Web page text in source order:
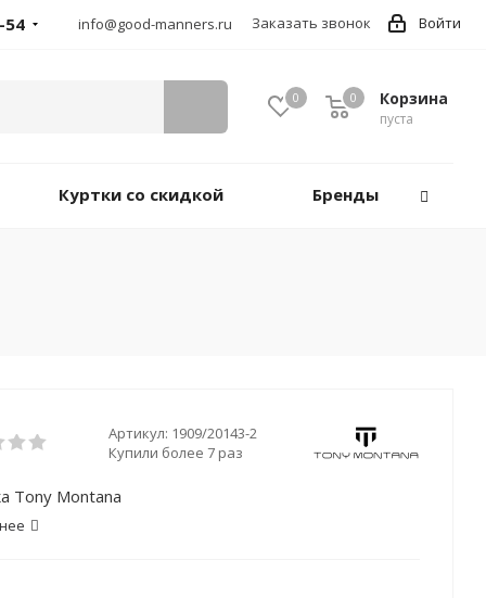
Войти
54 info@good-manners.ru Заказать звонок
0 Корзина
пуста
0
Куртки со скидкой Бренды
Артикул: 1909/20143-2
Купили более 7 раз
Tony Montana